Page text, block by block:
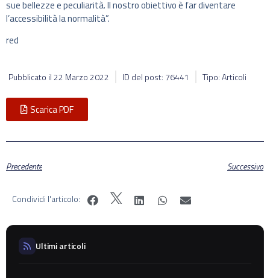
sue bellezze e peculiarità. Il nostro obiettivo è far diventare
l’accessibilità la normalità”.
red
Pubblicato il22 Marzo 2022 ID del post: 76441 Tipo: Articoli
Scarica PDF
Precedente Successivo
Condividi l'articolo:
Ultimi articoli